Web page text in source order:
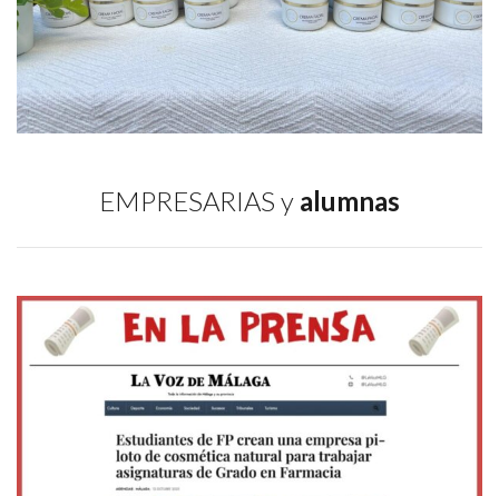
EMPRESARIAS y alumnas